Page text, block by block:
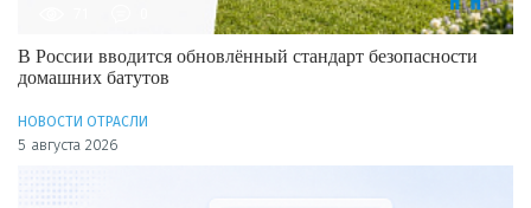
В России вводится обновлённый стандарт безопасности
домашних батутов
НОВОСТИ ОТРАСЛИ
5 августа 2026